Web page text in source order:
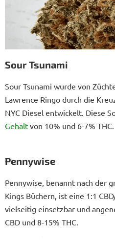
Sour Tsunami
Sour Tsunami wurde von
Lawrence Ringo durch die
NYC Diesel entwickelt. Diese
Gehalt von 10% und 6-7% THC.
Pennywise
Pennywise, benannt nach der
Kings Büchern, ist eine 1:1
vielseitig einsetzbar und
CBD und 8-15% THC.